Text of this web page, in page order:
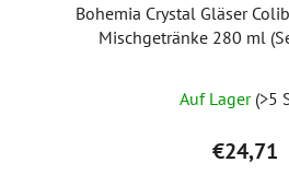
Bohemia Crystal Gläser
Mischgetränke 280 ml
Auf Lager (>5
€24,71